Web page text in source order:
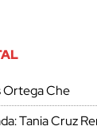
Ortega Che
Tania Cruz